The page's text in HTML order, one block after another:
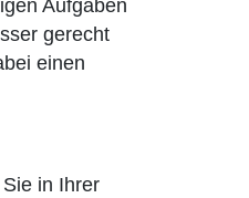
Aufgaben
gerecht
einen
in Ihrer